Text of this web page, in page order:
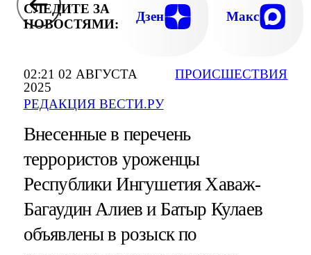
02:21 02 АВГУСТА
2025
РЕДАКЦИЯ ВЕСТИ.РУ
ПРОИСШЕСТВИЯ
СЛЕДИТЕ ЗА
НОВОСТЯМИ:
Дзен Макс
Внесенные в перечень
террористов уроженцы
Республики Ингушетия Хаваж-
Багаудин Алиев и Батыр Кулаев
объявлены в розыск по